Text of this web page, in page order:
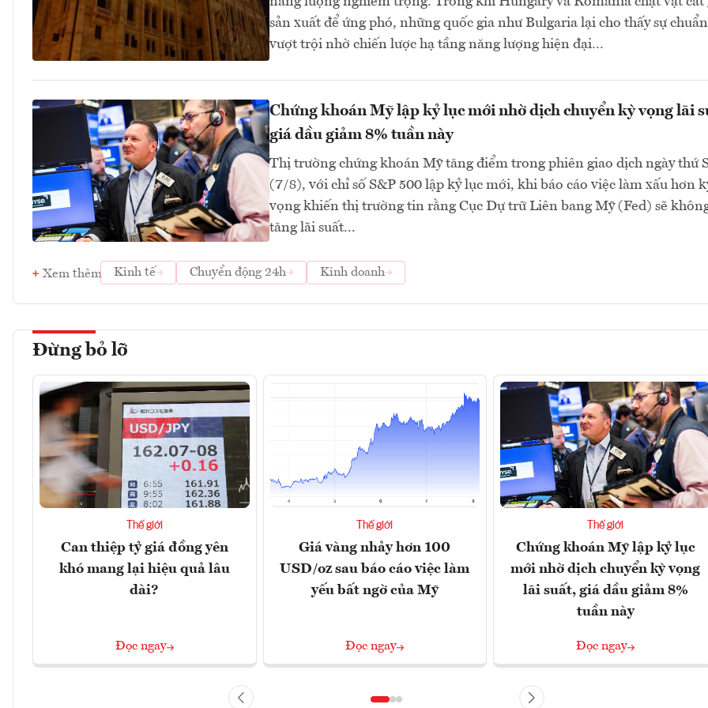
sản xuất để ứng phó, những quốc gia như Bulgaria lại cho thấy sự
vượt trội nhờ chiến lược hạ tầng năng lượng hiện đại…
Chứng khoán Mỹ lập kỷ lục mới nhờ dịch chuyển kỳ vọng lãi
giá dầu giảm 8% tuần này
Thị trường chứng khoán Mỹ tăng điểm trong phiên giao dịch ngày thứ
(7/8), với chỉ số S&P 500 lập kỷ lục mới, khi báo cáo việc làm xấu hơn
vọng khiến thị trường tin rằng Cục Dự trữ Liên bang Mỹ (Fed) sẽ
tăng lãi suất...
Xem thêm Kinh tế Chuyển động 24h Kinh doanh
Đừng bỏ lỡ
Thế giới
Can thiệp tỷ giá đồng yên
khó mang lại hiệu quả lâu
dài?
Đọc ngay
Thế giới
Giá vàng nhảy hơn 100
USD/oz sau báo cáo việc làm
yếu bất ngờ của Mỹ
Đọc ngay
Thế giới
Chứng khoán Mỹ lập kỷ lục
mới nhờ dịch chuyển kỳ vọng
lãi suất, giá dầu giảm 8%
tuần này
Đọc ngay